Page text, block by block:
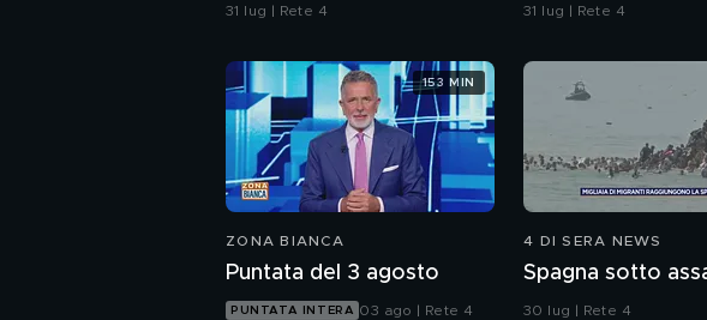
31 lug | Rete 4 31 lug | Rete 4
ZONA BIANCA
Puntata del 3 agosto
PUNTATA INTERA 03 ago | Rete 4
153 MIN
4 DI SERA NEWS
Spagna sotto
30 lug | Rete 4